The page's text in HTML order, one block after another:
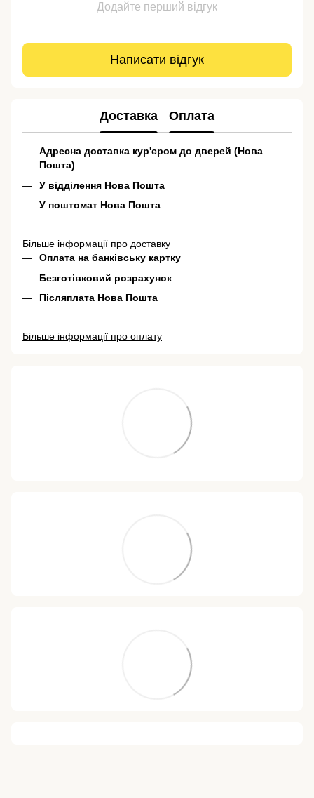
Додайте перший відгук
Написати відгук
Доставка Оплата
Адресна доставка кур'єром до дверей (Нова
Пошта)
У відділення Нова Пошта
У поштомат Нова Пошта
Більше інформації про доставку
Оплата на банківську картку
Безготівковий розрахунок
Післяплата Нова Пошта
Більше інформації про оплату